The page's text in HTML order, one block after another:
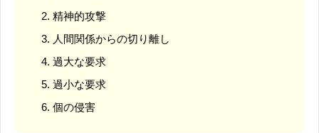
精神的攻撃
人間関係からの切り離し
過大な要求
過小な要求
個の侵害